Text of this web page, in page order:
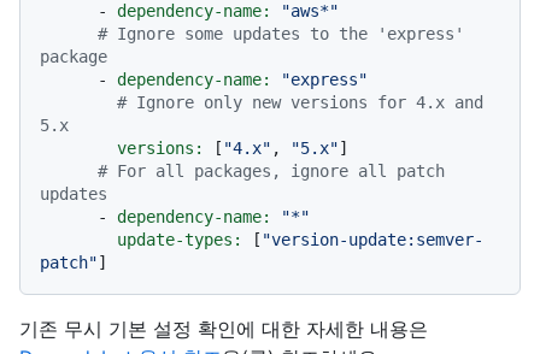
-
dependency-name:
"aws*"
# Ignore some updates to the 'express'
package
-
dependency-name:
"express"
# Ignore only new versions for 4.x and
5.x
versions:
[ "4.x" , "5.x"]
# For all packages, ignore all patch
updates
-
dependency-name:
"*"
update-types:
[ "version-update:semver-
patch"
기존 무시 기본 설정 확인에 대한 자세한 내용은